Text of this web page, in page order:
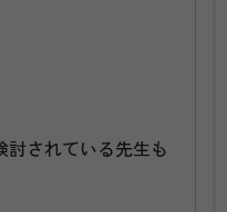
されている先生も